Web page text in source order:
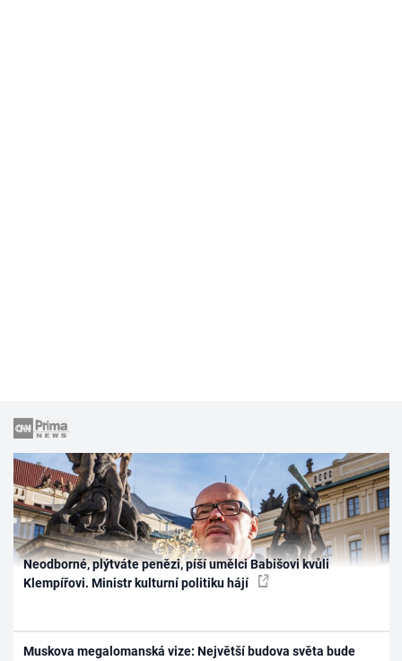
Neodborné, plýtváte penězi, píší umělci Babišovi kvůli
Klempířovi. Ministr kulturní politiku hájí
Muskova megalomanská vize: Největší budova světa bude